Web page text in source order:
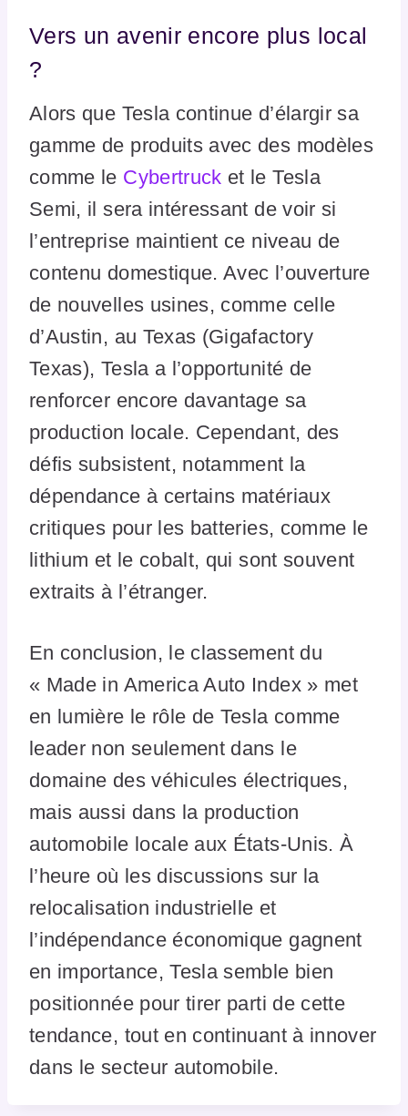
Vers un avenir encore plus local
?
Alors que Tesla continue d’élargir sa
gamme de produits avec des modèles
comme le Cybertruck et le Tesla
Semi, il sera intéressant de voir si
l’entreprise maintient ce niveau de
contenu domestique. Avec l’ouverture
de nouvelles usines, comme celle
d’Austin, au Texas (Gigafactory
Texas), Tesla a l’opportunité de
renforcer encore davantage sa
production locale. Cependant, des
défis subsistent, notamment la
dépendance à certains matériaux
critiques pour les batteries, comme le
lithium et le cobalt, qui sont souvent
extraits à l’étranger.
En conclusion, le classement du
« Made in America Auto Index » met
en lumière le rôle de Tesla comme
leader non seulement dans le
domaine des véhicules électriques,
mais aussi dans la production
automobile locale aux États-Unis. À
l’heure où les discussions sur la
relocalisation industrielle et
l’indépendance économique gagnent
en importance, Tesla semble bien
positionnée pour tirer parti de cette
tendance, tout en continuant à innover
dans le secteur automobile.